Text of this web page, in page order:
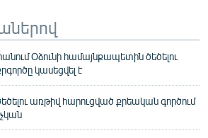
Օձունի համայնքապետին ծեծելու
կասեցվել է
առթիվ հարուցված քրեական գործում